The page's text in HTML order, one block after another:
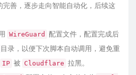
完善，逐步走向智能自动化，后续这
WireGuard 配置文件，配置完成后
目录，以便下次脚本自动调用，避免重
IP 被 Cloudflare 拉黑。